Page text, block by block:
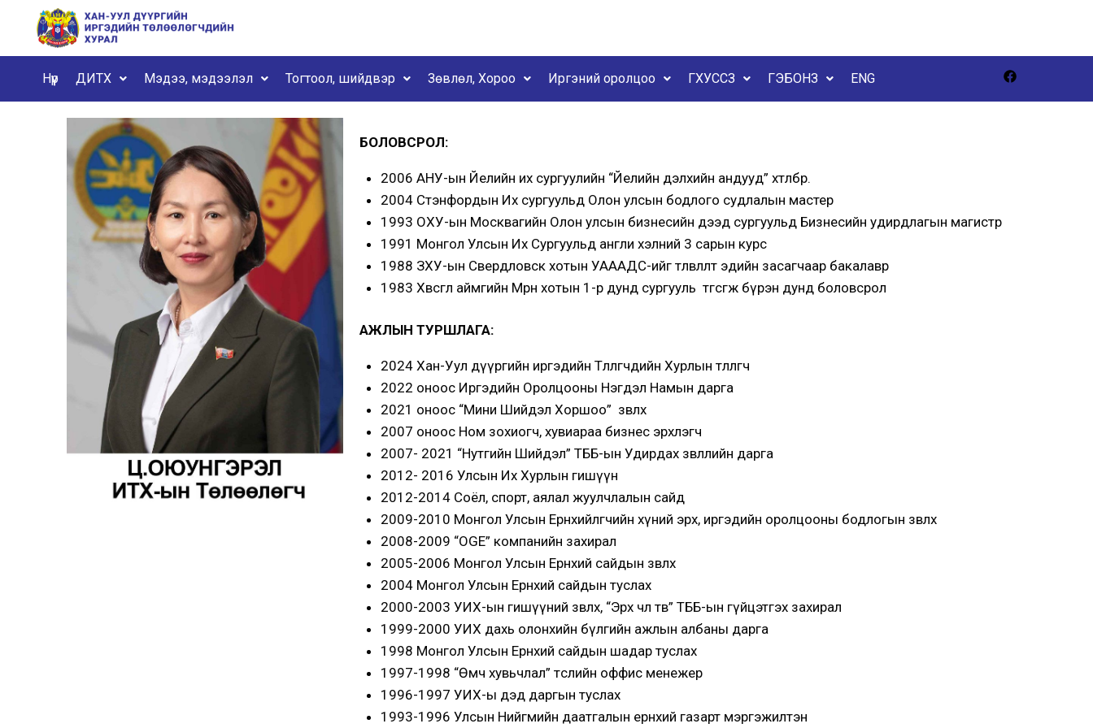
Нүүр ДИТХ Мэдээ, мэдээлэл Тогтоол, шийдвэр Зөвлөл, Хороо Иргэний оролцоо ГХУССЗ ГЭБОНЗ ENG
БОЛОВСРОЛ:
2006 АНУ-ын Йелийн их сургуулийн “Йелийн дэлхийн андууд” хөтөлбөр.
2004 Стэнфордын Их сургуульд Олон улсын бодлого судлалын мастер
1993 ОХУ-ын Москвагийн Олон улсын бизнесийн дээд сургуульд Бизнесийн удирдлагын магистр
1991 Монгол Улсын Их Сургуульд англи хэлний 3 сарын курс᠋
1988 ЗХУ-ын Свердловск хотын УАААДС-ийг төлөвлөлт эдийн засагчаар бакалавр
1983 Хөвсгөл аймгийн Мөрөн хотын 1-р дунд сургууль төгсгөж бүрэн дунд боловсрол
АЖЛЫН ТУРШЛАГА:
2024 Хан-Уул дүүргийн иргэдийн Төлөөлөгчдийн Хурлын төлөөлөгч
2022 оноос Иргэдийн Оролцооны Нэгдэл Намын дарга
2021 оноос “Мини Шийдэл Хоршоо” зөвлөх
2007 оноос Ном зохиогч, хувиараа бизнес эрхлэгч
2007- 2021 “Нутгийн Шийдэл” ТББ-ын Удирдах зөвлөлийн дарга
2012- 2016 Улсын Их Хурлын гишүүн
2012-2014 Соёл, спорт, аялал жуулчлалын сайд
2009-2010 Монгол Улсын Ерөнхийлөгчийн хүний эрх, иргэдийн оролцооны бодлогын зөвлөх
2008-2009 “OGE” компанийн захирал
2005-2006 Монгол Улсын Ерөнхий сайдын зөвлөх
2004 Монгол Улсын Ерөнхий сайдын туслах
2000-2003 УИХ-ын гишүүний зөвлөх, “Эрх чөлөө төв” ТББ-ын гүйцэтгэх захирал
1999-2000 УИХ дахь олонхийн бүлгийн ажлын албаны дарга
1998 Монгол Улсын Ерөнхий сайдын шадар туслах
1997-1998 “Өмч хувьчлал” төслийн оффис менежер
1996-1997 УИХ-ы дэд даргын туслах
1993-1996 Улсын Нийгмийн даатгалын ерөнхий газарт мэргэжилтэн